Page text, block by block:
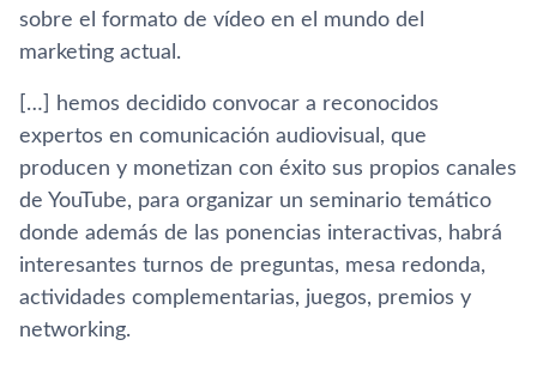
sobre el formato de ví­deo en el mundo del
marketing actual.
[…] hemos decidido convocar a reconocidos
expertos en comunicación audiovisual, que
producen y monetizan con éxito sus propios canales
de YouTube, para organizar un seminario temático
donde además de las ponencias interactivas, habrá
interesantes turnos de preguntas, mesa redonda,
actividades complementarias, juegos, premios y
networking.